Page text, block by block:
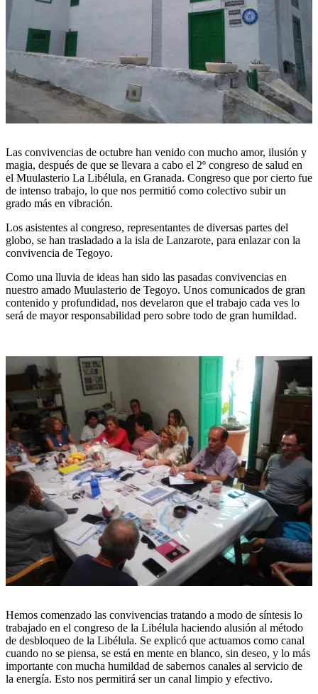
Las convivencias de octubre han venido con mucho amor, ilusión y
magia, después de que se llevara a cabo el 2º congreso de salud en
el Muulasterio La Libélula, en Granada. Congreso que por cierto fue
de intenso trabajo, lo que nos permitió como colectivo subir un
grado más en vibración.
Los asistentes al congreso, representantes de diversas partes del
globo, se han trasladado a la isla de Lanzarote, para enlazar con la
convivencia de Tegoyo.
Como una lluvia de ideas han sido las pasadas convivencias en
nuestro amado Muulasterio de Tegoyo. Unos comunicados de gran
contenido y profundidad, nos develaron que el trabajo cada ves lo
será de mayor responsabilidad pero sobre todo de gran humildad.
Hemos comenzado las convivencias tratando a modo de síntesis lo
trabajado en el congreso de la Libélula haciendo alusión al método
de desbloqueo de la Libélula. Se explicó que actuamos como canal
cuando no se piensa, se está en mente en blanco, sin deseo, y lo más
importante con mucha humildad de sabernos canales al servicio de
la energía. Esto nos permitirá ser un canal limpio y efectivo.